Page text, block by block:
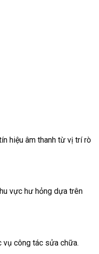
hiệu âm thanh từ vị trí rò
vực hư hỏng dựa trên
công tác sửa chữa.